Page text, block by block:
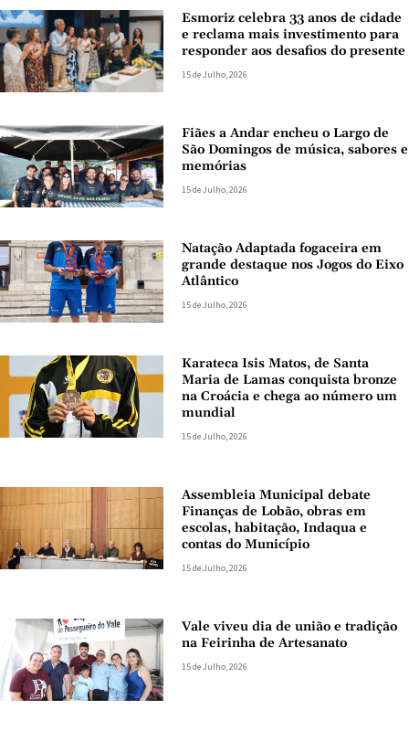
Esmoriz celebra 33 anos de cidade
e reclama mais investimento para
responder aos desafios do presente
15 de Julho, 2026
Fiães a Andar encheu o Largo de
São Domingos de música, sabores e
memórias
15 de Julho, 2026
Natação Adaptada fogaceira em
grande destaque nos Jogos do Eixo
Atlântico
15 de Julho, 2026
Karateca Isis Matos, de Santa
Maria de Lamas conquista bronze
na Croácia e chega ao número um
mundial
15 de Julho, 2026
Assembleia Municipal debate
Finanças de Lobão, obras em
escolas, habitação, Indaqua e
contas do Município
15 de Julho, 2026
Vale viveu dia de união e tradição
na Feirinha de Artesanato
15 de Julho, 2026